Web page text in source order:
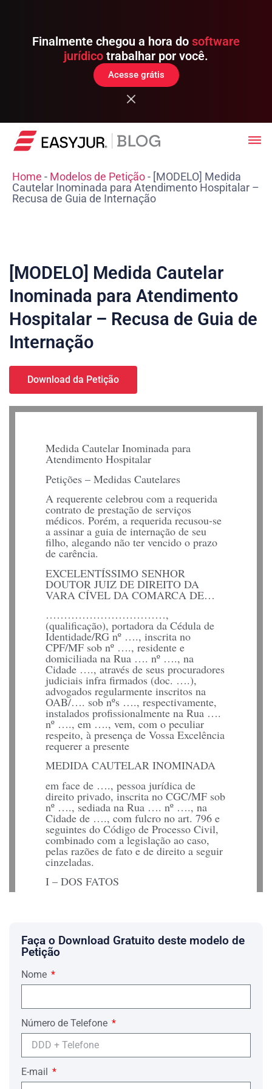
Finalmente chegou a hora do software
jurídico trabalhar por você.
Acesse grátis
Home - Modelos de Petição- [MODELO] Medida
Cautelar Inominada para Atendimento Hospitalar –
Recusa de Guia de Internação
[MODELO] Medida Cautelar
Inominada para Atendimento
Hospitalar – Recusa de Guia de
Internação
Download da Petição
Medida Cautelar Inominada para
Atendimento Hospitalar
Petições – Medidas Cautelares
A requerente celebrou com a requerida
contrato de prestação de serviços
médicos. Porém, a requerida recusou-se
a assinar a guia de internação de seu
filho, alegando não ter vencido o prazo
de carência.
EXCELENTÍSSIMO SENHOR
DOUTOR JUIZ DE DIREITO DA
VARA CÍVEL DA COMARCA DE…
……………………………,
(qualificação), portadora da Cédula de
Identidade/RG nº …., inscrita no
CPF/MF sob nº …., residente e
domiciliada na Rua …. nº …., na
Cidade …., através de seus procuradores
judiciais infra firmados (doc. ….),
advogados regularmente inscritos na
OAB/…. sob nºs …., respectivamente,
instalados profissionalmente na Rua ….
nº …., em …., vem, com o peculiar
respeito, à presença de Vossa Excelência
requerer a presente
MEDIDA CAUTELAR INOMINADA
em face de …., pessoa jurídica de
direito privado, inscrita no CGC/MF sob
nº …., sediada na Rua …. nº …., na
Cidade de …., com fulcro no art. 796 e
seguintes do Código de Processo Civil,
combinado com a legislação ao caso,
pelas razões de fato e de direito a seguir
cinzeladas.
I – DOS FATOS
Médicos, cujo Código era …., o qual
vigorou até …. de …. de …. e que
previa, notadamente, no caso de
enfermarias.
(Unidade Real de Valor), a Requerida
aumentou os valores dos serviços
prestados, o que levou a Requerente, a
exemplo de inúmeros contratantes,
buscar guarida junto à Promotoria
Após a audiência realizada naquela
Faça o Download Gratuito deste modelo de
Petição
Nome
Número de Telefone
E-mail